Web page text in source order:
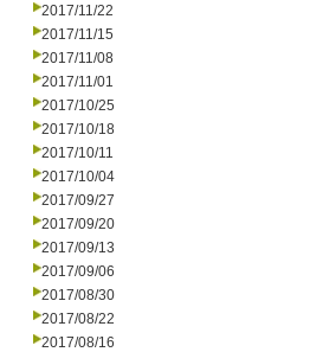
2017/11/22
2017/11/15
2017/11/08
2017/11/01
2017/10/25
2017/10/18
2017/10/11
2017/10/04
2017/09/27
2017/09/20
2017/09/13
2017/09/06
2017/08/30
2017/08/22
2017/08/16